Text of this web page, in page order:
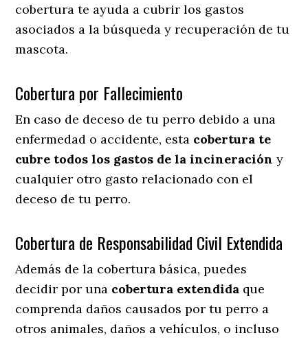
cobertura te ayuda a cubrir los gastos
asociados a la búsqueda y recuperación de tu
mascota.
Cobertura por Fallecimiento
En caso de deceso de tu perro debido a una
enfermedad o accidente, esta cobertura te
cubre todos los gastos de la incineración y
cualquier otro gasto relacionado con el
deceso de tu perro.
Cobertura de Responsabilidad Civil Extendida
Además de la cobertura básica, puedes
decidir por una cobertura extendida que
comprenda daños causados por tu perro a
otros animales, daños a vehículos, o incluso